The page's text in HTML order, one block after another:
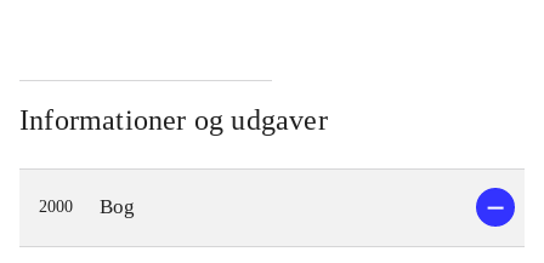
Informationer og udgaver
2000 Bog